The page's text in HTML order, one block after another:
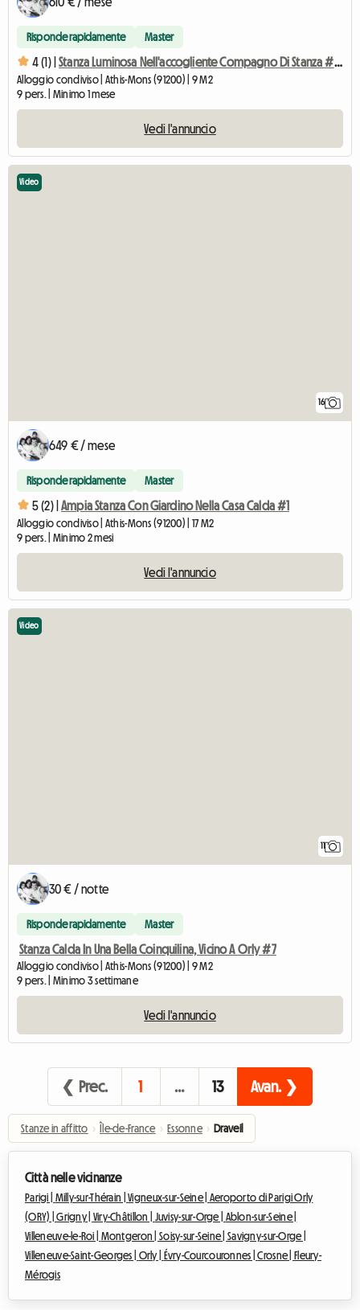
Risponde rapidamente Master
4 (1) | Stanza Luminosa Nell'accogliente Compagno Di Stanza # 4 Miami
Alloggio condiviso | Athis-Mons (91200) | 9 M2
9 pers. | Minimo 1 mese
Vedi l'annuncio
16
Video
649 € / mese
Risponde rapidamente Master
5 (2) | Ampia Stanza Con Giardino Nella Casa Calda #1
Alloggio condiviso | Athis-Mons (91200) | 17 M2
9 pers. | Minimo 2 mesi
Vedi l'annuncio
11
Video
30 € / notte
Risponde rapidamente Master
Stanza Calda In Una Bella Coinquilina, Vicino A Orly #7
Alloggio condiviso | Athis-Mons (91200) | 9 M2
9 pers. | Minimo 3 settimane
Vedi l'annuncio
❮ Prec. 1 … 13 Avan. ❯
Stanze in affitto › Île-de-France › Essonne › Draveil
Città nelle vicinanze
Parigi | Milly-sur-Thérain |Vigneux-sur-Seine | Aeroporto di Parigi Orly
(ORY) |Grigny | Viry-Châtillon | Juvisy-sur-Orge | Ablon-sur-Seine |
Villeneuve-le-Roi | Montgeron | Soisy-sur-Seine |Savigny-sur-Orge |
Villeneuve-Saint-Georges | Orly | Évry-Courcouronnes |Crosne |
Fleury-
Mérogis